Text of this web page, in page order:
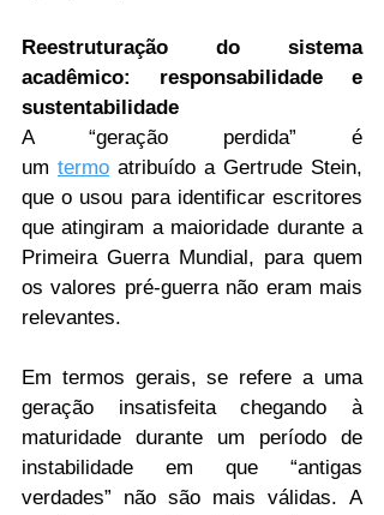
Reestruturação do sistema
acadêmico: responsabilidade e
sustentabilidade
A “geração perdida” é
um termo atribuído a Gertrude Stein,
que o usou para identificar escritores
que atingiram a maioridade durante a
Primeira Guerra Mundial, para quem
os valores pré-guerra não eram mais
relevantes.
Em termos gerais, se refere a uma
geração insatisfeita chegando à
maturidade durante um período de
instabilidade em que “antigas
verdades” não são mais válidas. A